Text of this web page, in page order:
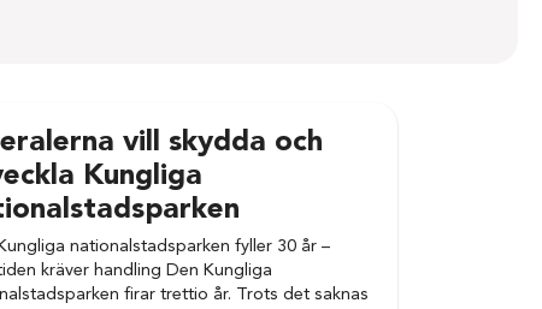
vill skydda och
Kungliga
nationalstadsparken fyller 30 år –
kräver handling Den Kungliga
firar trettio år. Trots det saknas